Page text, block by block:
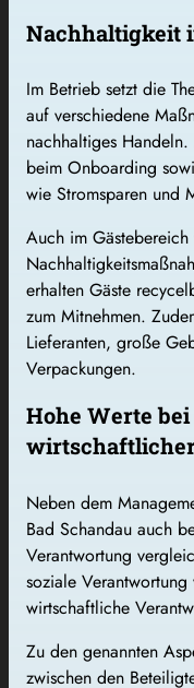
Nachhaltigkeit
Im Betrieb setzt die
auf verschiedene
nachhaltiges
beim Onboarding
wie Stromsparen und
Auch im
erhalten Gäste
zum Mitnehmen.
Lieferanten, große
Verpackungen.
Hohe Werte
Neben dem
Bad Schandau auch
Verantwortung
soziale
wirtschaftliche
Zu den genannten
zwischen den